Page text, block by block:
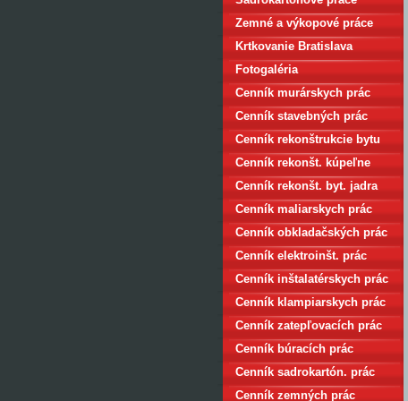
Zemné a výkopové práce
Krtkovanie Bratislava
Fotogaléria
Cenník murárskych prác
Cenník stavebných prác
Cenník rekonštrukcie bytu
Cenník rekonšt. kúpeľne
Cenník rekonšt. byt. jadra
Cenník maliarskych prác
Cenník obkladačských prác
Cenník elektroinšt. prác
Cenník inštalatérskych prác
Cenník klampiarskych prác
Cenník zatepľovacích prác
Cenník búracích prác
Cenník sadrokartón. prác
Cenník zemných prác